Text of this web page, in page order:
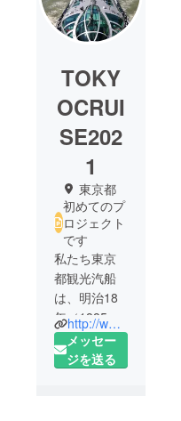
TOKY
OCRUI
SE202
1
東京都
初めてのプ
ロジェクト
です
私たち東京
都観光汽船
は、明治18
年（1885
年）より、
隅田川や東
http://www.suijobus.co.jp
メッセー
ジを送る